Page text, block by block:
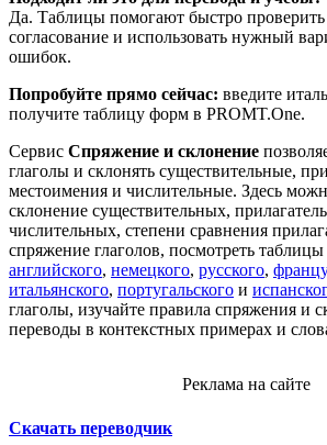
Да. Таблицы помогают быстро
согласование и использовать нужный
ошибок.
Попробуйте прямо сейчас: введите
получите таблицу форм в PROMT.One.
Сервис Спряжение и склонение
глаголы и склонять существительные,
местоимения и числительные. Здесь
склонение существительных,
числительных, степени сравнения
спряжение глаголов, посмотреть
английского, немецкого, русского,
итальянского, португальского и
глаголы, изучайте правила спряжения и
переводы в контекстных примерах и
Реклама на сайте
Скачать переводчик